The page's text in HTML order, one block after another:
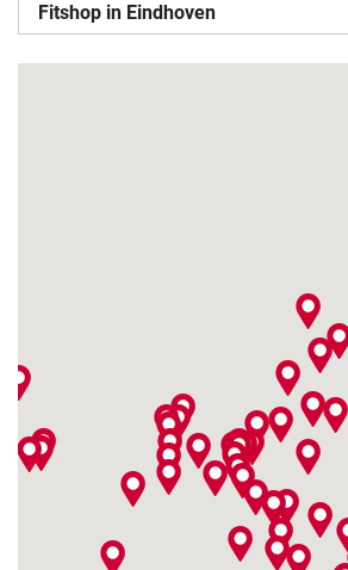
Fitshop in Eindhoven
Fitshop in Rotterdam
Vasteland 60
3011 BM Rotterdam
uur geopend